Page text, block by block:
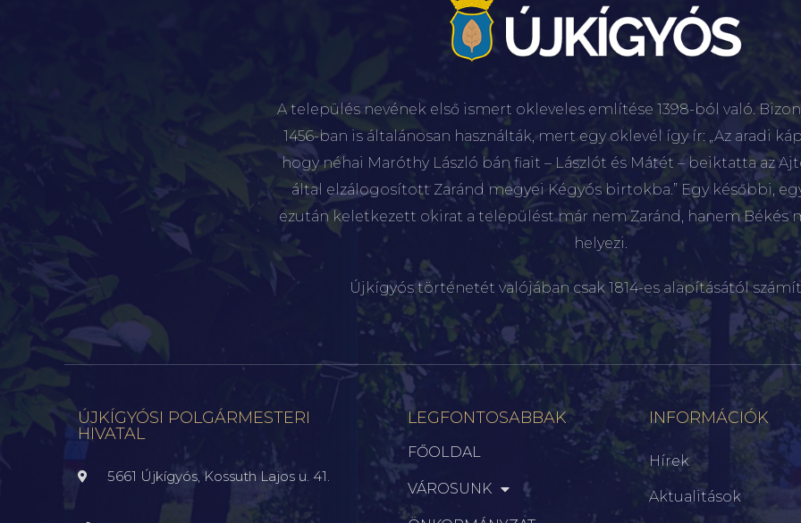
A település nevének első ismert okleveles említése 1398-ból való.
1456-ban is általánosan használták, mert egy oklevél így ír: „Az aradi
hogy néhai Maróthy László bán fiait – Lászlót és Mátét – beiktatta az
által elzálogosított Zaránd megyei Kégyós birtokba.” Egy későbbi,
ezután keletkezett okirat a települést már nem Zaránd, hanem Békés
helyezi.
Újkígyós történetét valójában csak 1814-es alapításától
ÚJKÍGYÓSI POLGÁRMESTERI
HIVATAL
5661 Újkígyós, Kossuth Lajos u. 41.
LEGFONTOSABBAK
FŐOLDAL
VÁROSUNK
INFORMÁCIÓK
Hírek
Aktualitások